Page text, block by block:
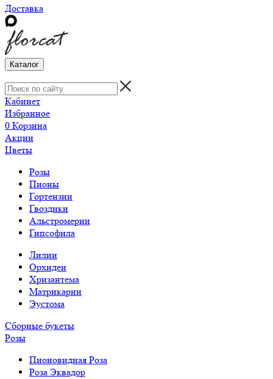
Доставка
Каталог
Кабинет
Избранное
0 Корзина
Акции
Цветы
Розы
Пионы
Гортензии
Гвоздики
Альстромерии
Гипсофила
Лилии
Орхидеи
Хризантема
Матрикарии
Эустома
Сборные букеты
Розы
Пионовидная Роза
Роза Эквадор